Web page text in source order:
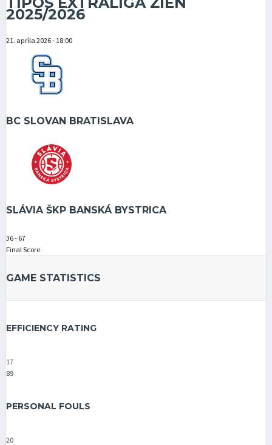
2025/2026
21. apríla 2026 - 18:00
BC SLOVAN BRATISLAVA
SLÁVIA ŠKP BANSKÁ BYSTRICA
36- 67
Final Score
GAME STATISTICS
EFFICIENCY RATING
17
89
PERSONAL FOULS
20